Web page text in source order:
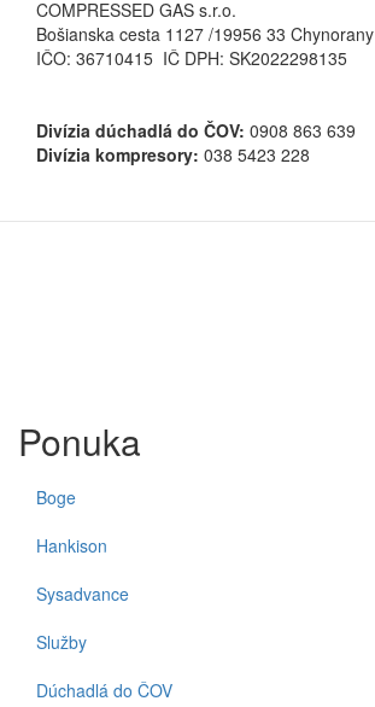
COMPRESSED GAS s.r.o.
Bošianska cesta 1127 /19956 33 Chynorany
IČO: 36710415 IČ DPH: SK2022298135
Divízia dúchadlá do ČOV: 0908 863 639
Divízia kompresory: 038 5423 228
Ponuka
Boge
Hankison
Sysadvance
Služby
Dúchadlá do ČOV